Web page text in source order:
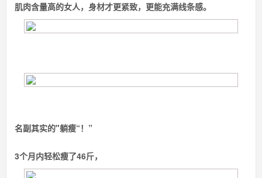
肌肉含量高的女人，身材才更紧致，更能充满线条感。
名副其实的"躺瘦“！”
3个月内轻松瘦了46斤，